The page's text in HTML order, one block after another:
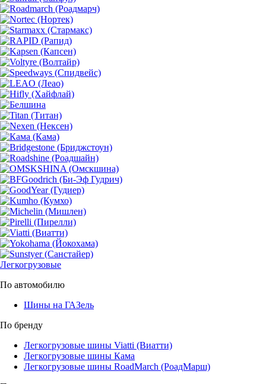
Легкогрузовые
По автомобилю
Шины на ГАЗель
По бренду
Легкогрузовые шины Viatti (Виатти)
Легкогрузовые шины Кама
Легкогрузовые шины RoadMarch (РоадМарш)